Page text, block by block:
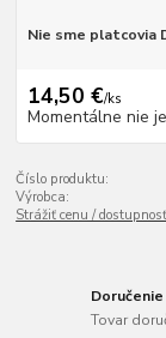
Nie sme platcovia
14,50 €/ks
Momentálne nie
Číslo produktu:
Výrobca:
Strážiť cenu / dostupnosť
Doručenie
Tovar